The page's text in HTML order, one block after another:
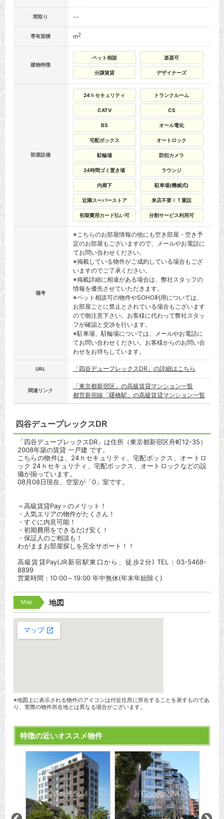
間取り --
専有面積 m2
建物特徴
ペット相談 楽器可
分譲賃貸 デザイナーズ
部屋設備
24ｈセキュリティ トランクルーム
CATV CS
BS オール電化
宅配ボックス オートロック
駐輪場 防犯カメラ
24時間ゴミ置き場 ラウンジ
内廊下 駐車場(機械式)
近隣スーパーストア 来店不要ＩＴ重説
初期費用カード払い可 分割サービス利用可
備考
※こちらのお部屋情報の他にも空き部屋・空き予
定のお部屋もございますので、メールやお電話に
てお問い合わせください。
※掲載している物件がご成約している場合もござ
いますのでご了承ください。
※掲載詳細に相違がある場合は、弊社スタッフの
情報を優先させていただきます。
※ペット相談可の物件やSOHO利用については、
お部屋ごとに禁止とされている場合もございます
ので御注意下さい。お客様に代わって弊社スタッ
フが確認と交渉を行います。
※駐車場、駐輪場については、メールやお電話に
てお問い合わせください。お客様からのお問い合
わせをお待ちしています。
URL 「四谷デュープレックスDR」の詳細はこちら
関連リンク
「東京都新宿区」の高級賃貸マンション一覧
都営新宿線「曙橋駅」の高級賃貸マンション一覧
四谷デュープレックスDR
「四谷デュープレックスDR」は住所（東京都新宿区舟町12-35）
2008年築の賃貸 一戸建 です。
こちらの物件は、24ｈセキュリティ、宅配ボックス、オートロ
ック 24ｈセキュリティ、宅配ボックス、オートロックなどの設
備が揃っています。
08月08日現在、空室が「0」室です。
＜高級賃貸Pay＞のメリット！
・人気エリアの物件がたくさん！
・すぐに内見可能！
・初期費用をできるだけ安く！
・保証人のご相談も！
わがままお部屋探しを完全サポート！！
高級賃貸Pay(JR新宿駅東口から、徒歩2分) TEL：03-5468-
8899
営業時間：10:00～19:00 年中無休(年末年始除く)
Map 地図
※地図上に表示される物件のアイコンは付近住所に所在することを表すものであ
り、実際の物件所在地とは異なる場合がございます。
特徴の近いオススメ物件